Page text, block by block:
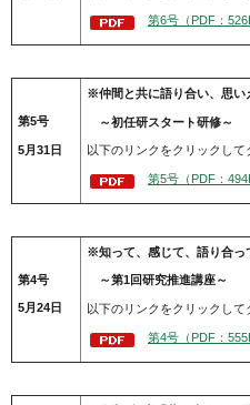
第6号（PDF：
第5号
5月31日
※仲間と共に語り合い、思い
～初任研スタート研修～
以下のリンクをクリックして
第5号（PDF：
第4号
5月24日
※知って、感じて、語り合っ
～第1回研究推進講座～
以下のリンクをクリックして
第4号（PDF：